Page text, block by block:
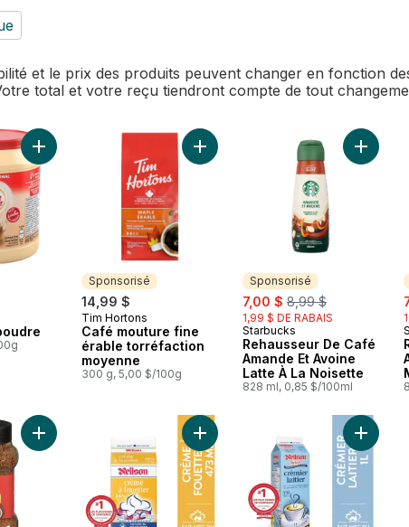
et le prix des produits peuvent changer en fonction
total et votre reçu tiendront compte de tout
Ajouter Original en poudre au panier
Sponsorisé
14,99 $
Sponsorisé
Tim Hortons
Café mouture fine
érable torréfaction
moyenne
300 g, 5,00 $/100g
Ajouter Café mouture fine érable
Sponsorisé
sale:
7,00 $ , formerly:
8,99 $
1,99 $ DE RABAIS
Sponsorisé
Starbucks
Rehausseur De Café
Amande Et Avoine
Latte À La Noisette
828 ml, 0,85 $/100ml
Ajouter
Ajouter Torréfaction : Moyenne Café Instantané De Qualité
Ajouter Crème à fouetter 35% au
Ajouter